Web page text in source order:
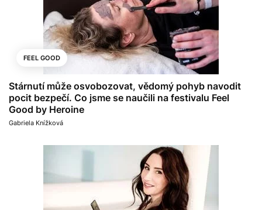
FEEL GOOD
Stárnutí může osvobozovat, vědomý pohyb navodit
pocit bezpečí. Co jsme se naučili na festivalu Feel
Good by Heroine
Gabriela Knížková